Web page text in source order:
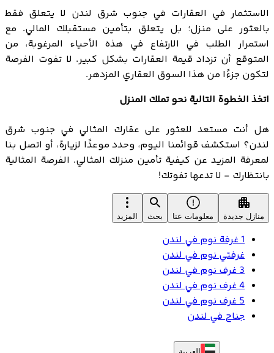
الاستثمار في العقارات في جنوب شرق لندن لا يتعلق فقط
بالعثور على منزل؛ بل يتعلق بتأمين مستقبلك المالي. مع
استمرار الطلب في الارتفاع في هذه الأحياء المرغوبة، من
المتوقع أن تزداد قيمة العقارات بشكل كبير. لا تفوت الفرصة
لتكون جزءًا من هذا السوق العقاري المزدهر.
اتخذ الخطوة التالية نحو تملك المنزل
هل أنت مستعد للعثور على عقارك المثالي في جنوب شرق
لندن؟ استكشف قوائمنا اليوم، وحدد موعدًا لزيارة، أو اتصل بنا
لمعرفة المزيد عن كيفية تأمين منزلك المثالي. الفرصة المثالية
بانتظارك - لا تدعها تفوتك!
منازل جديدة معلومات عنا بحث المزيد
1 غرفة نوم في لندن
غرفتي نوم في لندن
3 غرف نوم في لندن
4 غرف نوم في لندن
5 غرف نوم في لندن
جناح في لندن